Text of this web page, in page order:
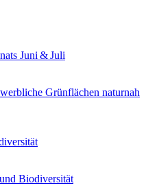
Juni & Juli
Grünflächen naturnah
Biodiversität